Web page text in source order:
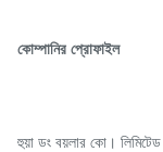
কোম্পানির প্রোফাইল
হুয়া ডং বয়লার কো।